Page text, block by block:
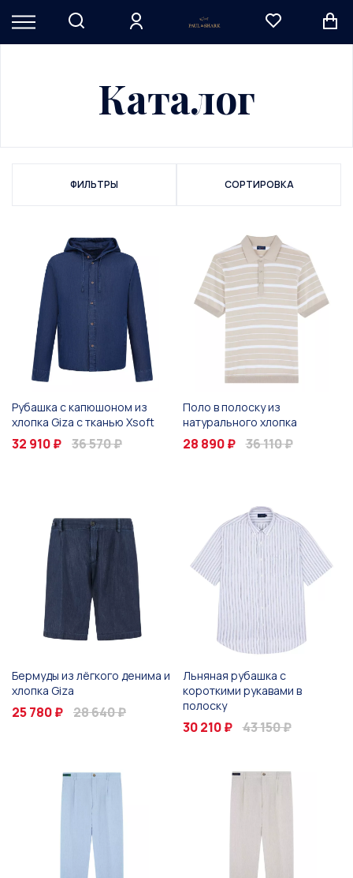
Каталог
ФИЛЬТРЫ СОРТИРОВКА
Рубашка с капюшоном из
хлопка Giza с тканью Xsoft
32 910 ₽ 36 570 ₽
Поло в полоску из
натурального хлопка
28 890 ₽ 36 110 ₽
Бермуды из лёгкого денима и
хлопка Giza
25 780 ₽ 28 640 ₽
Льняная рубашка с
короткими рукавами в
полоску
30 210 ₽ 43 150 ₽